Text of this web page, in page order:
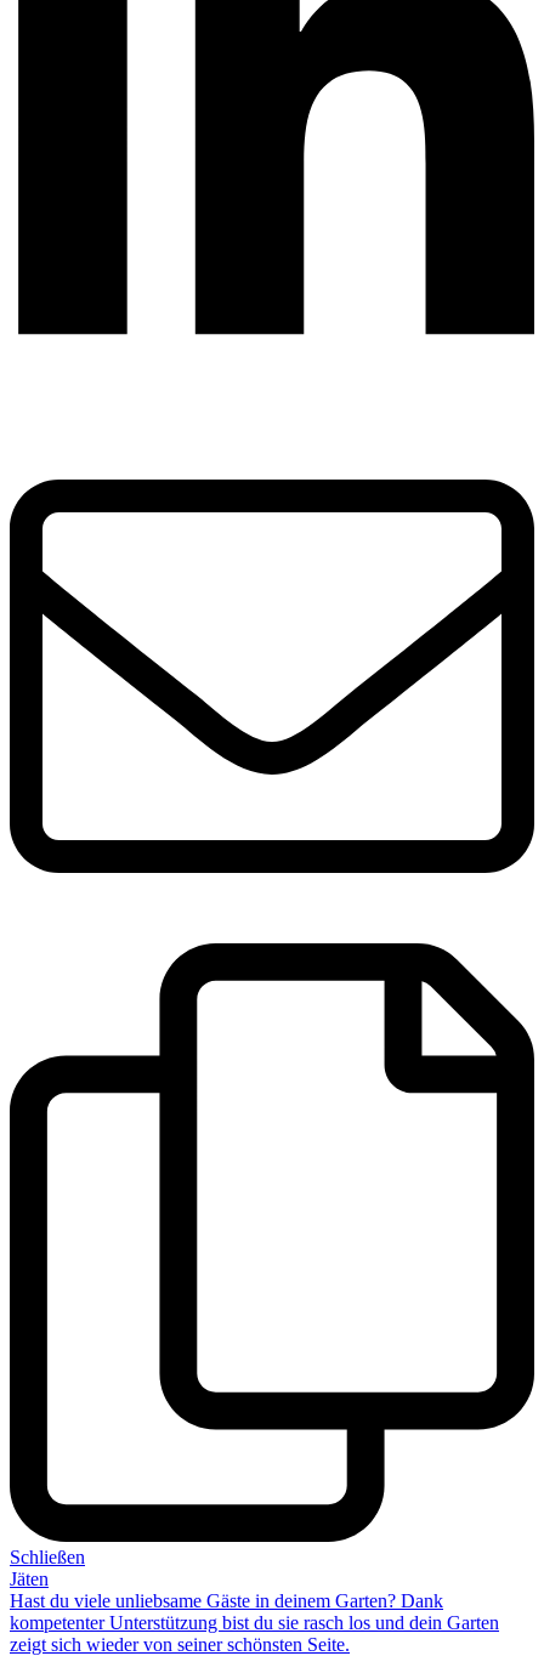
Schließen
Jäten
Hast du viele unliebsame Gäste in deinem Garten? Dank
kompetenter Unterstützung bist du sie rasch los und dein Garten
zeigt sich wiedervon seiner schönsten Seite.